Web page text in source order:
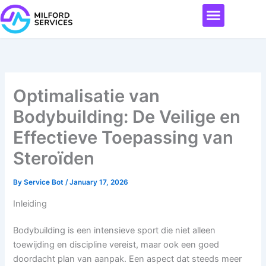
Skip
to
content
Menu
Optimalisatie van
Bodybuilding: De Veilige en
Effectieve Toepassing van
Steroïden
ByService Bot/January 17, 2026
Inleiding
Bodybuilding is een intensieve sport die niet alleen
toewijding en discipline vereist, maar ook een goed
doordacht plan van aanpak. Een aspect dat steeds meer